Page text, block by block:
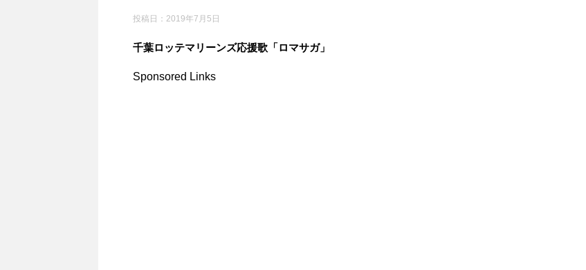
投稿日： 2019年7月5日
千葉ロッテマリーンズ応援歌「ロマサガ」
Sponsored Links